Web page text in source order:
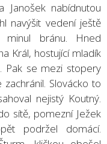
Janošek nabídnutou
navýšit vedení ještě
bránu. Hned
Král, hostující mladík
Pak se mezi stopery
Slovácko to
nejistý Koutný.
sítě, pomezní Ježek
podržel domácí.